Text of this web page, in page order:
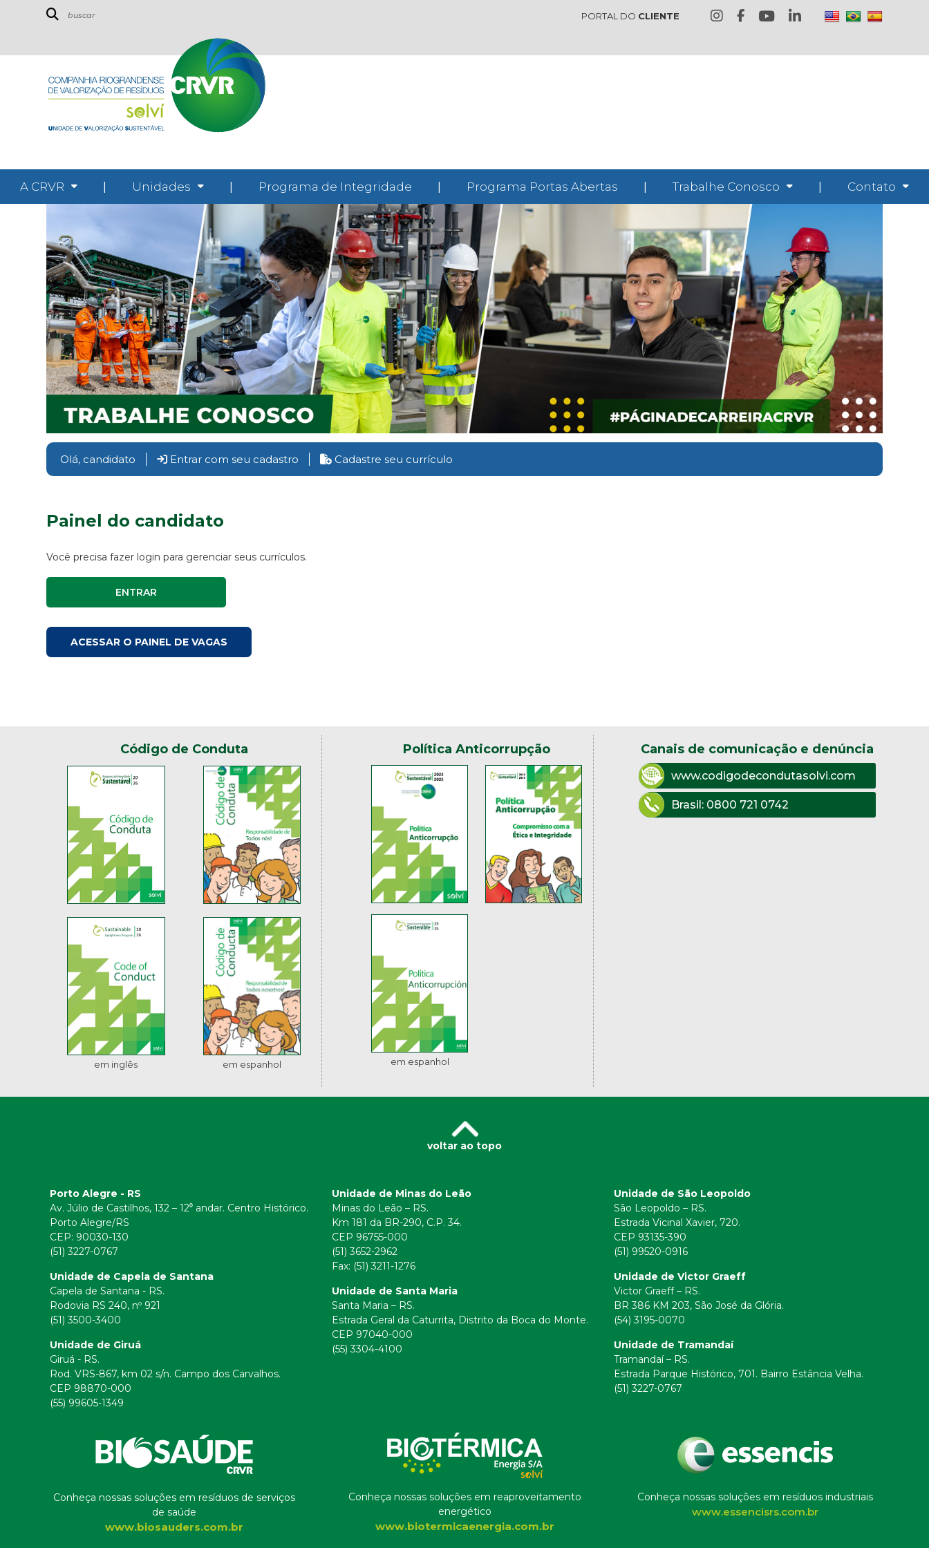
PORTAL DO CLIENTE
A CRVR Unidades Programa de Integridade Programa Portas Abertas Trabalhe Conosco Contato
Olá, candidato Entrar com seu cadastro Cadastre seu currículo
Painel do candidato
Você precisa fazer login para gerenciar seus currículos.
ENTRAR
ACESSAR O PAINEL DE VAGAS
Código de Conduta
em inglês em espanhol
Política Anticorrupção
em espanhol
Canais de comunicação e denúncia
www.codigodecondutasolvi.com
Brasil: 0800 721 0742
voltar ao topo
Porto Alegre - RS
Av. Júlio de Castilhos, 132 – 12⁰ andar. Centro Histórico.
Porto Alegre/RS
CEP: 90030-130
(51) 3227-0767
Unidade de Capela de Santana
Capela de Santana - RS.
Rodovia RS 240, nº 921
(51) 3500-3400
Unidade de Giruá
Giruá - RS.
Rod. VRS-867, km 02 s/n. Campo dos Carvalhos.
CEP 98870-000
(55) 99605-1349
Unidade de Minas do Leão
Minas do Leão – RS.
Km 181 da BR-290, C.P. 34.
CEP 96755-000
(51) 3652-2962
Fax: (51) 3211-1276
Unidade de Santa Maria
Santa Maria – RS.
Estrada Geral da Caturrita, Distrito da Boca do Monte.
CEP 97040-000
(55) 3304-4100
Unidade de São Leopoldo
São Leopoldo – RS.
Estrada Vicinal Xavier, 720.
CEP 93135-390
(51) 99520-0916
Unidade de Victor Graeff
Victor Graeff – RS.
BR 386 KM 203, São José da Glória.
(54) 3195-0070
Unidade de Tramandaí
Tramandaí – RS.
Estrada Parque Histórico, 701. Bairro Estância Velha.
(51) 3227-0767
Conheça nossas soluções em resíduos de serviços
de saúde
www.biosauders.com.br
Conheça nossas soluções em reaproveitamento
energético
www.biotermicaenergia.com.br
Conheça nossas soluções em resíduos industriais
www.essencisrs.com.br